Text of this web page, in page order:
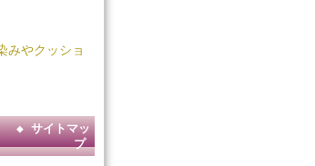
やクッショ
◆ サイトマッ
プ